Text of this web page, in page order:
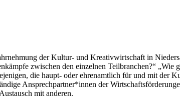
der Kultur- und Kreativwirtschaft in
zwischen den einzelnen Teilbranchen?“ „Wie
die haupt- oder ehrenamtlich für und mit der
Ansprechpartner*innen der
mit anderen.